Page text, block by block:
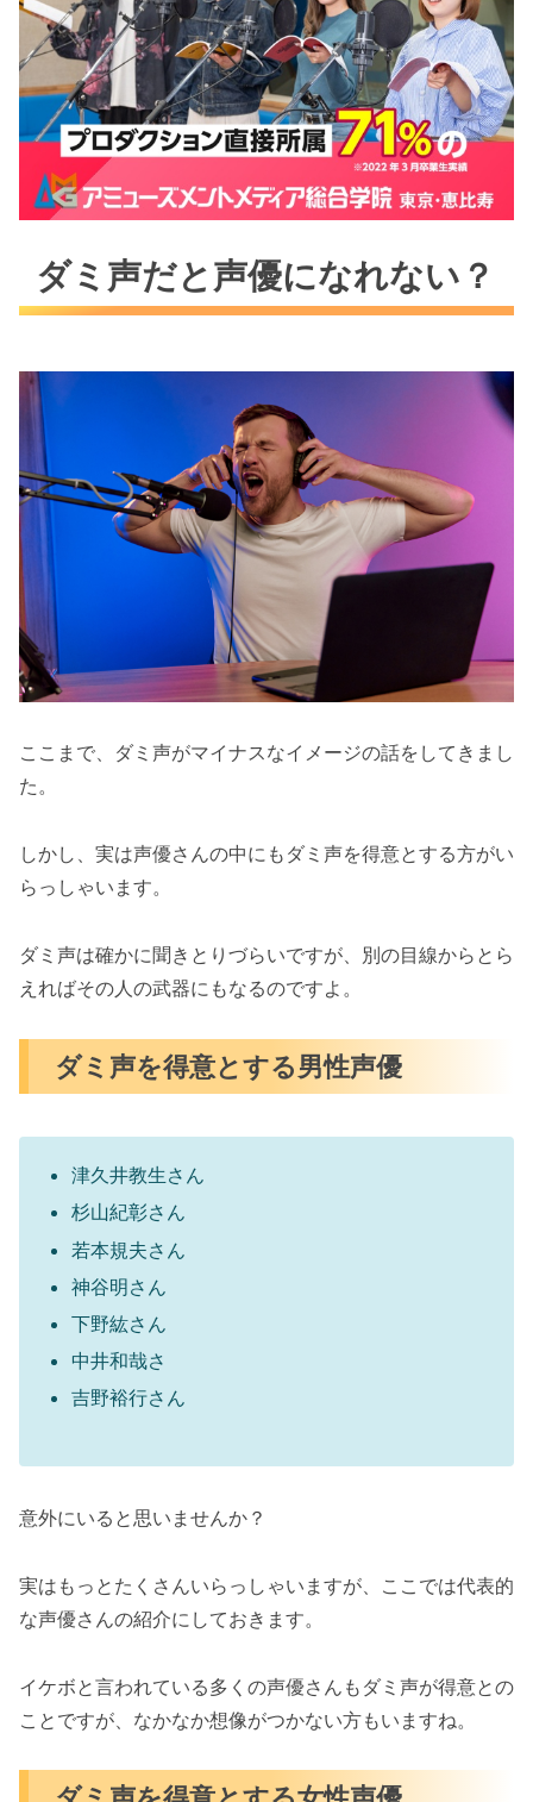
ダミ声だと声優になれない？
ここまで、ダミ声がマイナスなイメージの話をしてきまし
た。
しかし、実は声優さんの中にもダミ声を得意とする方がい
らっしゃいます。
ダミ声は確かに聞きとりづらいですが、別の目線からとら
えればその人の武器にもなるのですよ。
ダミ声を得意とする男性声優
津久井教生さん
杉山紀彰さん
若本規夫さん
神谷明さん
下野紘さん
中井和哉さ
吉野裕行さん
意外にいると思いませんか？
実はもっとたくさんいらっしゃいますが、ここでは代表的
な声優さんの紹介にしておきます。
イケボと言われている多くの声優さんもダミ声が得意との
ことですが、なかなか想像がつかない方もいますね。